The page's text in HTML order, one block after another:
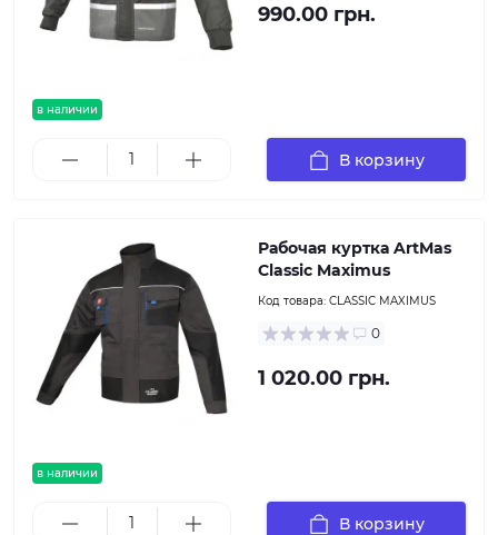
в наличии
990.00 грн.
В корзину
в наличии
Рабочая куртка ArtMas
Classic Maximus
Код товара: CLASSIC MAXIMUS
0
1 020.00 грн.
В корзину